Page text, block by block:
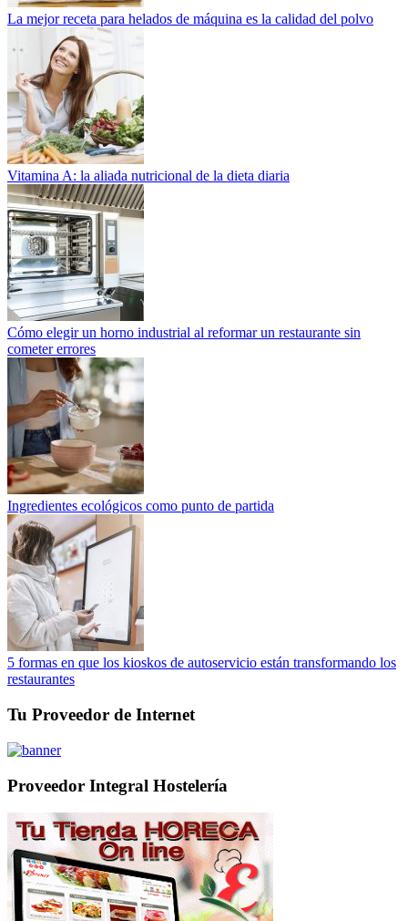
La mejor receta para helados de máquina es la calidad del polvo
Vitamina A: la aliada nutricional de la dieta diaria
Cómo elegir un horno industrial al reformar un restaurante sin
cometer errores
Ingredientes ecológicos como punto de partida
5 formas en que los kioskos de autoservicio están transformando los
restaurantes
Tu Proveedor de Internet
Proveedor Integral Hostelería